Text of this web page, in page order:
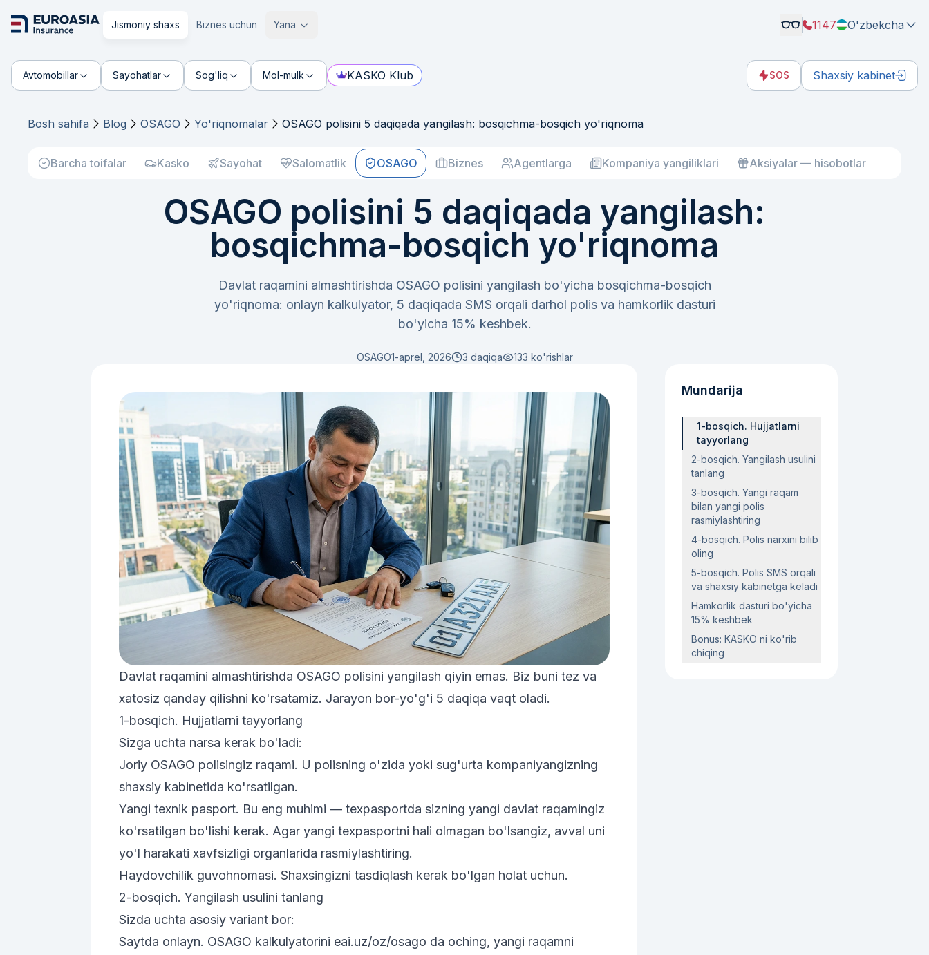
Jismoniy shaxs Biznes uchun Yana 1147 O'zbekcha
Avtomobillar Sayohatlar Sog'liq Mol-mulk KASKO Klub SOS Shaxsiy kabinet
Bosh sahifa Blog OSAGO Yo'riqnomalar OSAGO polisini 5 daqiqada yangilash: bosqichma-bosqich yo'riqnoma
Barcha toifalar Kasko Sayohat Salomatlik OSAGO Biznes Agentlarga Kompaniya yangiliklari Aksiyalar — hisobotlar
OSAGO polisini 5 daqiqada yangilash:
bosqichma-bosqich yo'riqnoma
Davlat raqamini almashtirishda OSAGO polisini yangilash bo'yicha bosqichma-bosqich
yo'riqnoma: onlayn kalkulyator, 5 daqiqada SMS orqali darhol polis va hamkorlik dasturi
bo'yicha 15% keshbek.
OSAGO1-aprel, 2026 3 daqiqa 133 ko'rishlar
Davlat raqamini almashtirishda OSAGO polisini yangilash qiyin emas. Biz buni tez va
xatosiz qanday qilishni ko'rsatamiz. Jarayon bor-yo'g'i 5 daqiqa vaqt oladi.
1-bosqich. Hujjatlarni tayyorlang
Sizga uchta narsa kerak bo'ladi:
Joriy OSAGO polisingiz raqami. U polisning o'zida yoki sug'urta kompaniyangizning
shaxsiy kabinetida ko'rsatilgan.
Yangi texnik pasport. Bu eng muhimi — texpasportda sizning yangi davlat raqamingiz
ko'rsatilgan bo'lishi kerak. Agar yangi texpasportni hali olmagan bo'lsangiz, avval uni
yo'l harakati xavfsizligi organlarida rasmiylashtiring.
Haydovchilik guvohnomasi. Shaxsingizni tasdiqlash kerak bo'lgan holat uchun.
2-bosqich. Yangilash usulini tanlang
Sizda uchta asosiy variant bor:
Saytda onlayn. OSAGO kalkulyatorini eai.uz/oz/osago da oching, yangi raqamni
Mundarija
1-bosqich. Hujjatlarni
tayyorlang
2-bosqich. Yangilash usulini
tanlang
3-bosqich. Yangi raqam
bilan yangi polis
rasmiylashtiring
4-bosqich. Polis narxini bilib
oling
5-bosqich. Polis SMS orqali
va shaxsiy kabinetga keladi
Hamkorlik dasturi bo'yicha
15% keshbek
Bonus: KASKO ni ko'rib
chiqing